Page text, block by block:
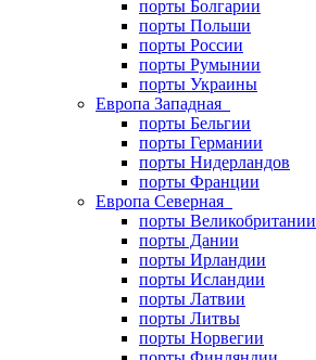
порты Болгарии
порты Польши
порты России
порты Румынии
порты Украины
Европа Западная
порты Бельгии
порты Германии
порты Нидерландов
порты Франции
Европа Северная
порты Великобритании
порты Дании
порты Ирландии
порты Исландии
порты Латвии
порты Литвы
порты Норвегии